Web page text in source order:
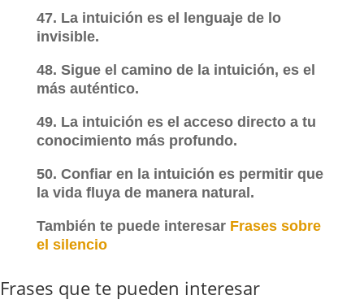
47. La intuición es el lenguaje de lo
invisible.
48. Sigue el camino de la intuición, es el
más auténtico.
49. La intuición es el acceso directo a tu
conocimiento más profundo.
50. Confiar en la intuición es permitir que
la vida fluya de manera natural.
También te puede interesar Frases sobre
el silencio
Frases que te pueden interesar